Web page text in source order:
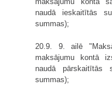
naudā ieskaitītās
summas);
20.9. 9. ailē
maksājumu kontā
naudā pārskaitītās
summas);